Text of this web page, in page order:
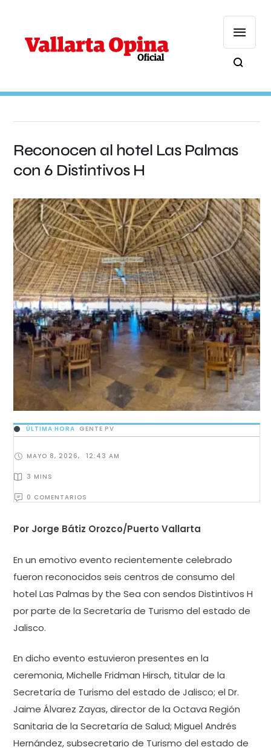
Reconocen al hotel Las Palmas
con 6 Distintivos H
ÚLTIMA HORA GENTE PV
MAYO 8, 2026, 12:43 AM
3 MINS
0 COMENTARIOS
Por Jorge Bátiz Orozco/Puerto Vallarta
En un emotivo evento recientemente celebrado
fueron reconocidos seis centros de consumo del
hotel Las Palmas by the Sea con sendos Distintivos H
por parte de la Secretaría de Turismo del estado de
Jalisco.
En dicho evento estuvieron presentes en la
ceremonia, Michelle Fridman Hirsch, titular de la
Secretaría de Turismo del estado de Jalisco; el Dr.
Jaime Álvarez Zayas, director de la Octava Región
Sanitaria de la Secretaría de Salud; Miguel Andrés
Hernández, subsecretario de Turismo del estado de